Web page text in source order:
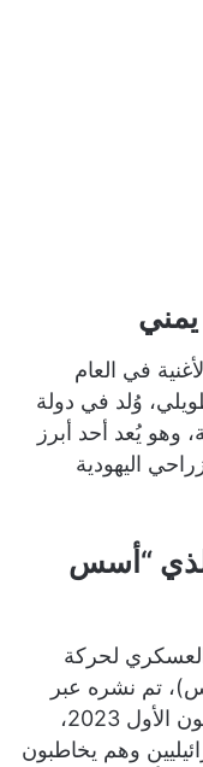
في العام
وُلد في دولة
وهو يُعد أحد أبرز
اليهودية
“أسس
لحركة
تم نشره عبر
تطبيق تليغرام، الإثنين 18 ديسمبر/كانون الأول 2023،
وهم يخاطبون